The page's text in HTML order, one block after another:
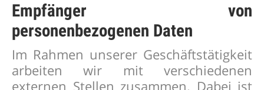
Empfänger von
personenbezogenen Daten
Im Rahmen unserer Geschäftstätigkeit
arbeiten wir mit verschiedenen
externen Stellen zusammen. Dabei ist